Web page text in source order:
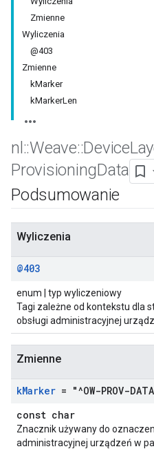
Zmienne
Wyliczenia
@403
Zmienne
kMarker
kMarkerLen
nl ::Weave::Device
ProvisioningData
Podsumowanie
Wyliczenia
@403
enum | typ wyliczeniowy
Tagi zależne od kontekstu dla
obsługi administracyjnej
Zmienne
kMarker = "^OW-PROV-
const char
Znacznik używany do
administracyjnej urządzeń w